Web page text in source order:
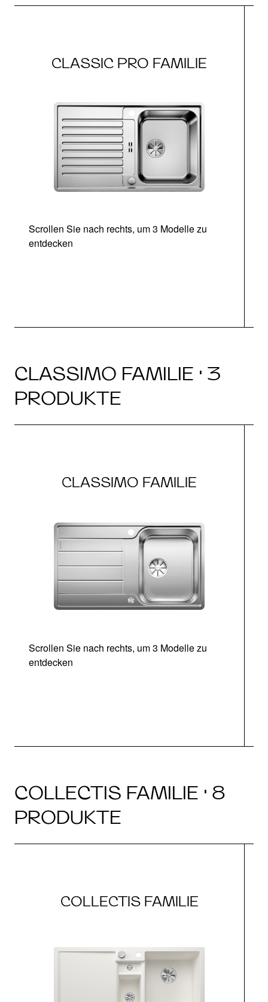
CLASSIC PRO FAMILIE
Scrollen Sie nach rechts, um 3 Modelle zu
entdecken
CLASSIMO FAMILIE · 3
PRODUKTE
CLASSIMO FAMILIE
Scrollen Sie nach rechts, um 3 Modelle zu
entdecken
COLLECTIS FAMILIE · 8
PRODUKTE
COLLECTIS FAMILIE